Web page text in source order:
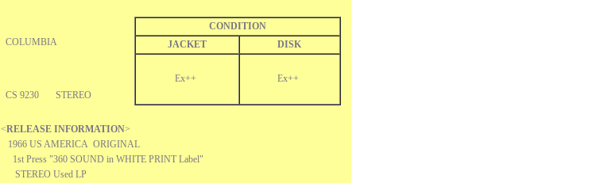
COLUMBIA
CONDITION
JACKET
DISK
Ex++
Ex++
CS 9230 STEREO
<RELEASE INFORMATION>
1966 US AMERICA ORIGINAL
1st Press "360 SOUND in WHITE PRINT Label"
STEREO Used LP